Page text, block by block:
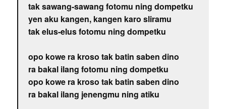
tak sawang-sawang fotomu ning dompetku
yen aku kangen, kangen karo sliramu
tak elus-elus fotomu ning dompetku
opo kowe ra kroso tak batin saben dino
ra bakal ilang fotomu ning dompetku
opo kowe ra kroso tak batin saben dino
ra bakal ilang jenengmu ning atiku